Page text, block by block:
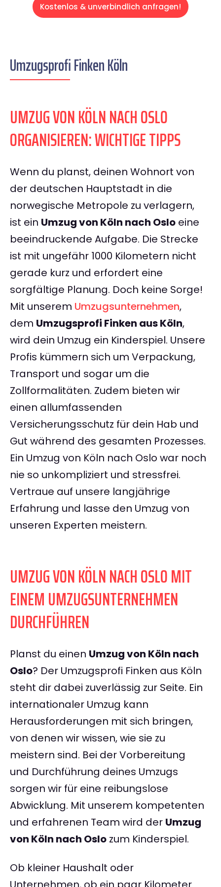
Kostenlos & unverbindlich anfragen!
Umzugsprofi Finken Köln
UMZUG VON KÖLN NACH OSLO
ORGANISIEREN: WICHTIGE TIPPS
Wenn du planst, deinen Wohnort von
der deutschen Hauptstadt in die
norwegische Metropole zu verlagern,
ist ein Umzug von Köln nach Oslo eine
beeindruckende Aufgabe. Die Strecke
ist mit ungefähr 1000 Kilometern nicht
gerade kurz und erfordert eine
sorgfältige Planung. Doch keine Sorge!
Mit unserem Umzugsunternehmen,
dem Umzugsprofi Finken aus Köln,
wird dein Umzug ein Kinderspiel. Unsere
Profis kümmern sich um Verpackung,
Transport und sogar um die
Zollformalitäten. Zudem bieten wir
einen allumfassenden
Versicherungsschutz für dein Hab und
Gut während des gesamten Prozesses.
Ein Umzug von Köln nach Oslo war noch
nie so unkompliziert und stressfrei.
Vertraue auf unsere langjährige
Erfahrung und lasse den Umzug von
unseren Experten meistern.
UMZUG VON KÖLN NACH OSLO MIT
EINEM UMZUGSUNTERNEHMEN
DURCHFÜHREN
Planst du einen Umzug von Köln nach
Oslo? Der Umzugsprofi Finken aus Köln
steht dir dabei zuverlässig zur Seite. Ein
internationaler Umzug kann
Herausforderungen mit sich bringen,
von denen wir wissen, wie sie zu
meistern sind. Bei der Vorbereitung
und Durchführung deines Umzugs
sorgen wir für eine reibungslose
Abwicklung. Mit unserem kompetenten
und erfahrenen Team wird der Umzug
von Köln nach Oslo zum Kinderspiel.
Ob kleiner Haushalt oder